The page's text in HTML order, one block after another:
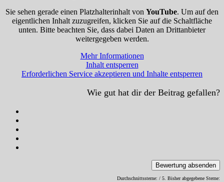
Sie sehen gerade einen Platzhalterinhalt von YouTube. Um auf den
eigentlichen Inhalt zuzugreifen, klicken Sie auf die Schaltfläche
unten. Bitte beachten Sie, dass dabei Daten an Drittanbieter
weitergegeben werden.
Mehr Informationen
Inhalt entsperren
Erforderlichen Service akzeptieren und Inhalte entsperren
Wie gut hat dir der Beitrag gefallen?
Bewertung absenden
Durchschnittssterne: / 5. Bisher abgegebene Sterne: